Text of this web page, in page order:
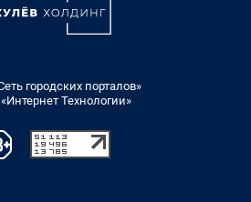
городских порталов»
Технологии»